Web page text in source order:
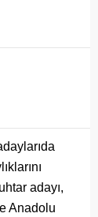
adayı,
Anadolu